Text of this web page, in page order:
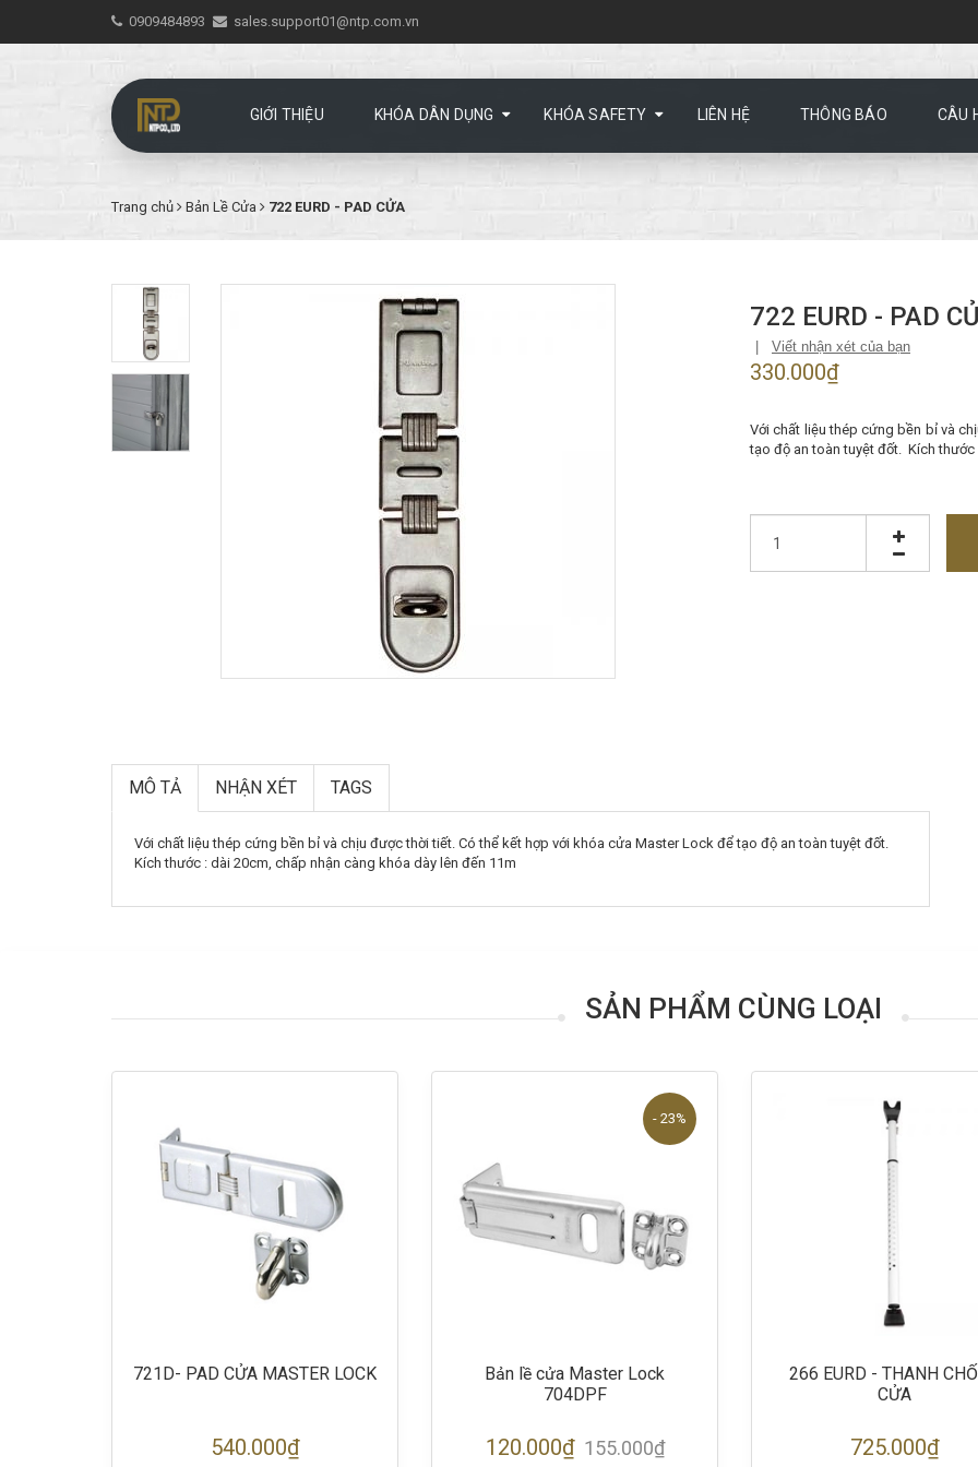
0909484893 sales.support01@ntp.com.vn
GIỚI THIỆU KHÓA DÂN DỤNG KHÓA SAFETY LIÊN HỆ THÔNG BÁO CÂU
Trang chủ Bản Lề Cửa 722 EURD - PAD CỬA
722 EURD - PAD
Viết nhận xét của bạn
330.000₫
Với chất liệu thép cứng bền bỉ và
tạo độ an toàn tuyệt đốt. Kích
MÔ TẢ NHẬN XÉT TAGS
Với chất liệu thép cứng bền bỉ và chịu được thời tiết. Có thể kết hợp với khóa cửa Master Lock để tạo độ an toàn tuyệt đốt.
Kích thước : dài 20cm, chấp nhận càng khóa dày lên đến 11m
SẢN PHẨM CÙNG LOẠI
721D- PAD CỬA MASTER LOCK
540.000₫
- 23%
Bản lề cửa Master Lock
704DPF
120.000₫ 155.000₫
266 EURD - THANH
CỬA
725.000₫